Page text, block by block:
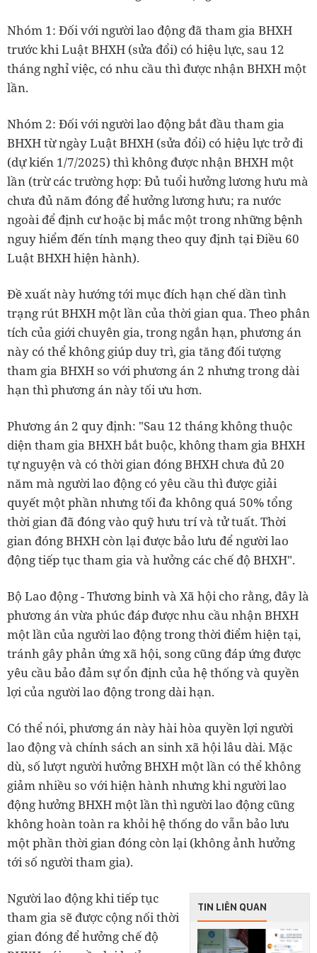
Nhóm 1: Đối với người lao động đã tham gia BHXH
trước khi Luật BHXH (sửa đổi) có hiệu lực, sau 12
tháng nghỉ việc, có nhu cầu thì được nhận BHXH một
lần.
Nhóm 2: Đối với người lao động bắt đầu tham gia
BHXH từ ngày Luật BHXH (sửa đổi) có hiệu lực trở đi
(dự kiến 1/7/2025) thì không được nhận BHXH một
lần (trừ các trường hợp: Đủ tuổi hưởng lương hưu mà
chưa đủ năm đóng để hưởng lương hưu; ra nước
ngoài để định cư hoặc bị mắc một trong những bệnh
nguy hiểm đến tính mạng theo quy định tại Điều 60
Luật BHXH hiện hành).
Đề xuất này hướng tới mục đích hạn chế dần tình
trạng rút BHXH một lần của thời gian qua. Theo phân
tích của giới chuyên gia, trong ngắn hạn, phương án
này có thể không giúp duy trì, gia tăng đối tượng
tham gia BHXH so với phương án 2 nhưng trong dài
hạn thì phương án này tối ưu hơn.
Phương án 2 quy định: "Sau 12 tháng không thuộc
diện tham gia BHXH bắt buộc, không tham gia BHXH
tự nguyện và có thời gian đóng BHXH chưa đủ 20
năm mà người lao động có yêu cầu thì được giải
quyết một phần nhưng tối đa không quá 50% tổng
thời gian đã đóng vào quỹ hưu trí và tử tuất. Thời
gian đóng BHXH còn lại được bảo lưu để người lao
động tiếp tục tham gia và hưởng các chế độ BHXH".
Bộ Lao động - Thương binh và Xã hội cho rằng, đây là
phương án vừa phúc đáp được nhu cầu nhận BHXH
một lần của người lao động trong thời điểm hiện tại,
tránh gây phản ứng xã hội, song cũng đáp ứng được
yêu cầu bảo đảm sự ổn định của hệ thống và quyền
lợi của người lao động trong dài hạn.
Có thể nói, phương án này hài hòa quyền lợi người
lao động và chính sách an sinh xã hội lâu dài. Mặc
dù, số lượt người hưởng BHXH một lần có thể không
giảm nhiều so với hiện hành nhưng khi người lao
động hưởng BHXH một lần thì người lao động cũng
không hoàn toàn ra khỏi hệ thống do vẫn bảo lưu
một phần thời gian đóng còn lại (không ảnh hưởng
tới số người tham gia).
TIN LIÊN QUAN
Người lao động khi tiếp tục
tham gia sẽ được cộng nối thời
gian đóng để hưởng chế độ